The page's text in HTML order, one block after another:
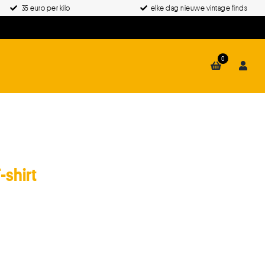
35 euro per kilo elke dag nieuwe vintage finds
0
shirt